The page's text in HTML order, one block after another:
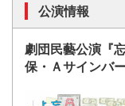
公演情報
劇団民藝公演『
保・Ａサインバ